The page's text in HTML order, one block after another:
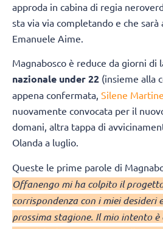
approda in cabina di regia
sta via via completando e che sarà
Emanuele Aime.
Magnabosco è reduce da giorni di
nazionale under 22 (insieme alla
appena confermata, Silene
nuovamente convocata per il
domani, altra tappa di
Olanda a luglio.
Queste le prime parole di
Offanengo mi ha colpito il
corrispondenza con i miei desideri
prossima stagione. Il mio intento è